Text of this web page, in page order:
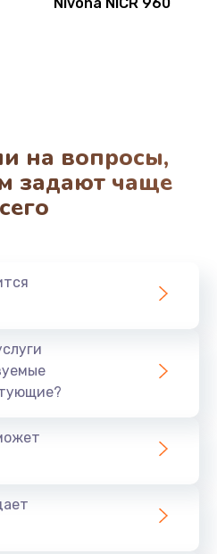
на вопросы,
задают чаще